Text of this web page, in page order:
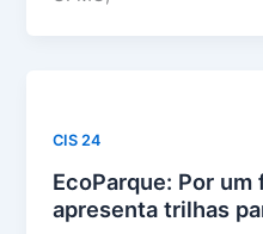
CIS 24
EcoParque: Por um
apresenta trilhas